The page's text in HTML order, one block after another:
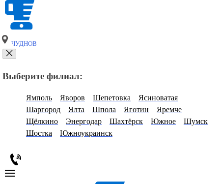
ЧУДНОВ
Выберите филиал:
Ямполь Яворов Шепетовка
Ясиноватая
Шаргород
Ялта Шпола Яготин
Яремче
Щёлкино
Энергодар Шахтёрск Южное
Шумск
Шостка
Южноукраинск